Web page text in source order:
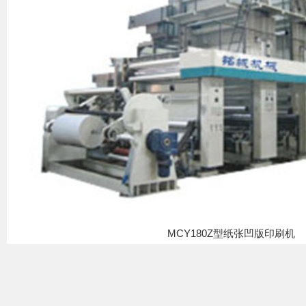
MCY180Z型纸张凹版印刷机